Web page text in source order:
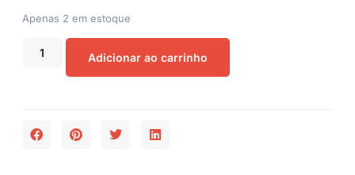
Apenas 2 em estoque
Adicionar ao carrinho